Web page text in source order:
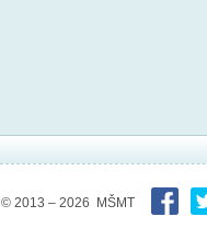
© 2013 – 2026 MŠMT